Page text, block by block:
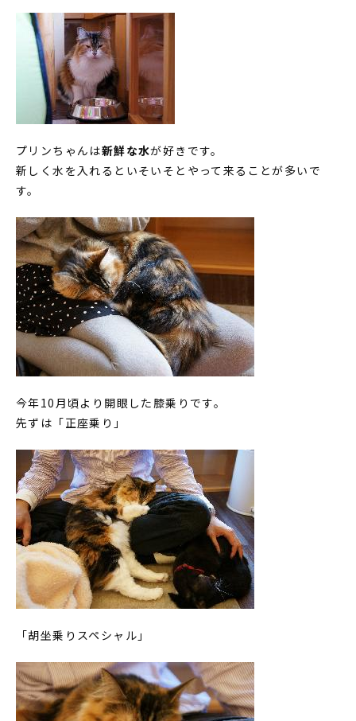
プリンちゃんは新鮮な水が好きです。
新しく水を入れるといそいそとやって来ることが多いで
す。
今年10月頃より開眼した膝乗りです。
先ずは「正座乗り」
「胡坐乗りスペシャル」